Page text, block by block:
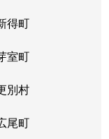
得町
室町
別村
尾町